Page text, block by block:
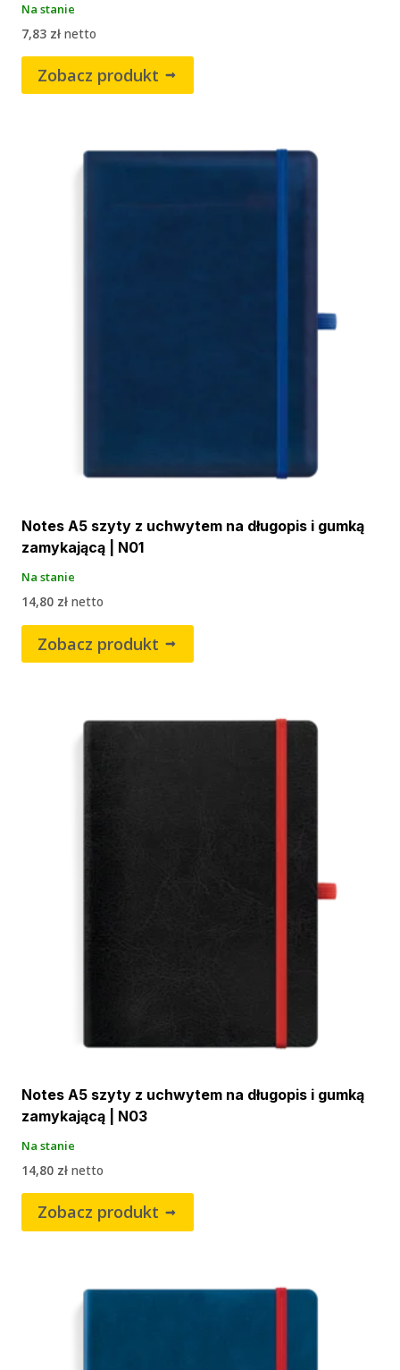
Na stanie
7,83 zł netto
Zobacz produkt
Notes A5 szyty z uchwytem na długopis i gumką
zamykającą | N01
Na stanie
14,80 zł netto
Zobacz produkt
Notes A5 szyty z uchwytem na długopis i gumką
zamykającą | N03
Na stanie
14,80 zł netto
Zobacz produkt